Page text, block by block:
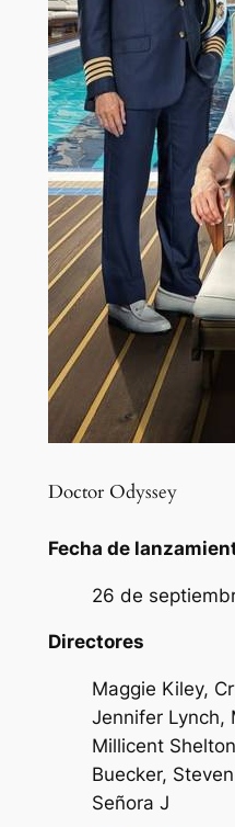
Doctor Odyssey
Fecha de
26 de
Directores
Maggie Kiley,
Jennifer Lynch,
Millicent
Buecker,
Señora J